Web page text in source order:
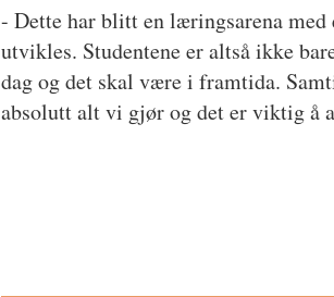
- Dette har blitt en læringsarena
utvikles. Studentene er altså ikke
dag og det skal være i framtida.
absolutt alt vi gjør og det er viktig å